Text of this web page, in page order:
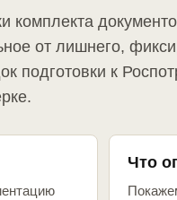
комплекта
от лишнего,
подготовки к
Что